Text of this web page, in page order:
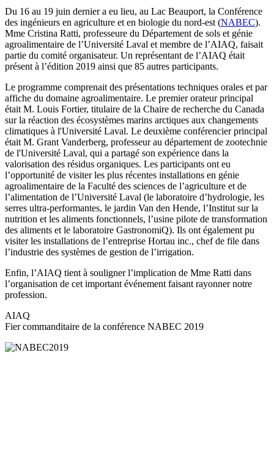
Du 16 au 19 juin dernier a eu lieu, au Lac Beauport, la Conférence
des ingénieurs en agriculture et en biologie du nord-est (NABEC).
Mme Cristina Ratti, professeure du Département de sols et génie
agroalimentaire de l’Université Laval et membre de l’AIAQ, faisait
partie du comité organisateur. Un représentant de l’AIAQ était
présent à l’édition 2019 ainsi que 85 autres participants.
Le programme comprenait des présentations techniques orales et par
affiche du domaine agroalimentaire. Le premier orateur principal
était M. Louis Fortier, titulaire de la Chaire de recherche du Canada
sur la réaction des écosystèmes marins arctiques aux changements
climatiques à l'Université Laval. Le deuxième conférencier principal
était M. Grant Vanderberg, professeur au département de zootechnie
de l'Université Laval, qui a partagé son expérience dans la
valorisation des résidus organiques. Les participants ont eu
l’opportunité de visiter les plus récentes installations en génie
agroalimentaire de la Faculté des sciences de l’agriculture et de
l’alimentation de l’Université Laval (le laboratoire d’hydrologie, les
serres ultra-performantes, le jardin Van den Hende, l’Institut sur la
nutrition et les aliments fonctionnels, l’usine pilote de transformation
des aliments et le laboratoire GastronomiQ). Ils ont également pu
visiter les installations de l’entreprise Hortau inc., chef de file dans
l’industrie des systèmes de gestion de l’irrigation.
Enfin, l’AIAQ tient à souligner l’implication de Mme Ratti dans
l’organisation de cet important événement faisant rayonner notre
profession.
AIAQ
Fier commanditaire de la conférence NABEC 2019